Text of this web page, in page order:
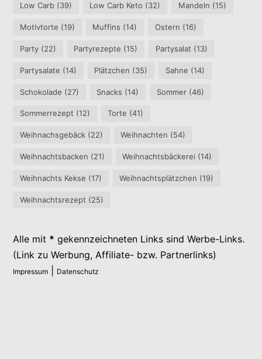
Low Carb (39) Low Carb Keto (32) Mandeln (15)
Motivtorte (19) Muffins (14) Ostern (16)
Party (22) Partyrezepte (15) Partysalat (13)
Partysalate (14) Plätzchen (35) Sahne (14)
Schokolade (27) Snacks (14) Sommer(46)
Sommerrezept (12) Torte (41)
Weihnachsgebäck (22) Weihnachten (54)
Weihnachtsbacken (21) Weihnachtsbäckerei (14)
Weihnachts Kekse (17) Weihnachtsplätzchen (19)
Weihnachtsrezept (25)
Alle mit * gekennzeichneten Links sind Werbe-Links.
(Link zu Werbung, Affiliate- bzw. Partnerlinks)
Impressum Datenschutz